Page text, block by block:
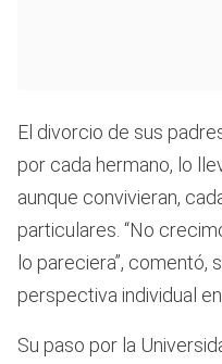
El divorcio de sus
por cada hermano, lo
aunque convivieran,
particulares. “No
lo pareciera”, comentó,
perspectiva individual
Su paso por la